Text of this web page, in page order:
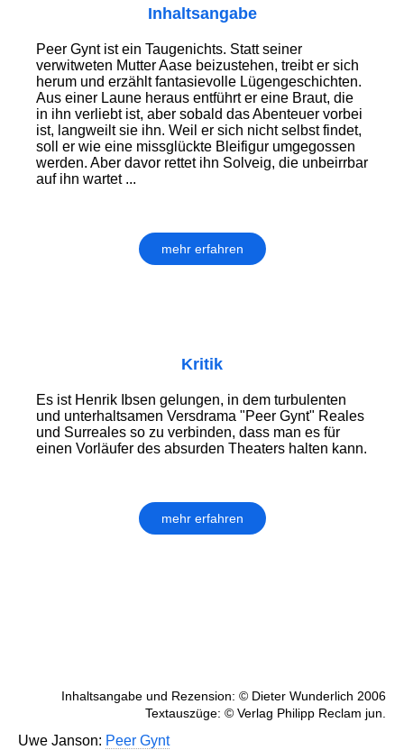
Inhaltsangabe
Peer Gynt ist ein Taugenichts. Statt seiner
verwitweten Mutter Aase beizustehen, treibt er sich
herum und erzählt fantasievolle Lügengeschichten.
Aus einer Laune heraus entführt er eine Braut, die
in ihn verliebt ist, aber sobald das Abenteuer vorbei
ist, langweilt sie ihn. Weil er sich nicht selbst findet,
soll er wie eine missglückte Bleifigur umgegossen
werden. Aber davor rettet ihn Solveig, die unbeirrbar
auf ihn wartet ...
mehr erfahren
Kritik
Es ist Henrik Ibsen gelungen, in dem turbulenten
und unterhaltsamen Versdrama "Peer Gynt" Reales
und Surreales so zu verbinden, dass man es für
einen Vorläufer des absurden Theaters halten kann.
mehr erfahren
Inhaltsangabe und Rezension: © Dieter Wunderlich 2006
Textauszüge: © Verlag Philipp Reclam jun.
Uwe Janson: Peer Gynt